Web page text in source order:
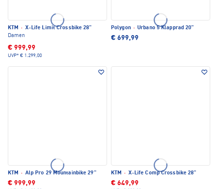
KTM · X-Life Limit Crossbike 28"
Damen
€ 999,99
UVP* € 1.299,00
Polygon · Urbano 5 Klapprad 20"
€ 699,99
KTM · Alp Pro 29 Mountainbike 29"
€ 999,99
KTM · X-Life Comp Crossbike 28"
€ 649,99